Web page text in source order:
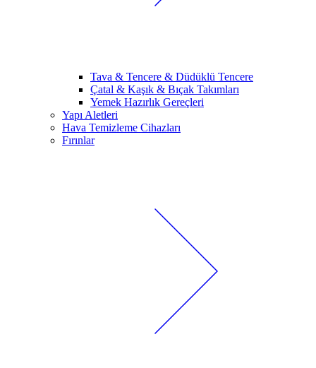
Tava & Tencere & Düdüklü Tencere
Çatal & Kaşık & Bıçak Takımları
Yemek Hazırlık Gereçleri
Yapı Aletleri
Hava Temizleme Cihazları
Fırınlar